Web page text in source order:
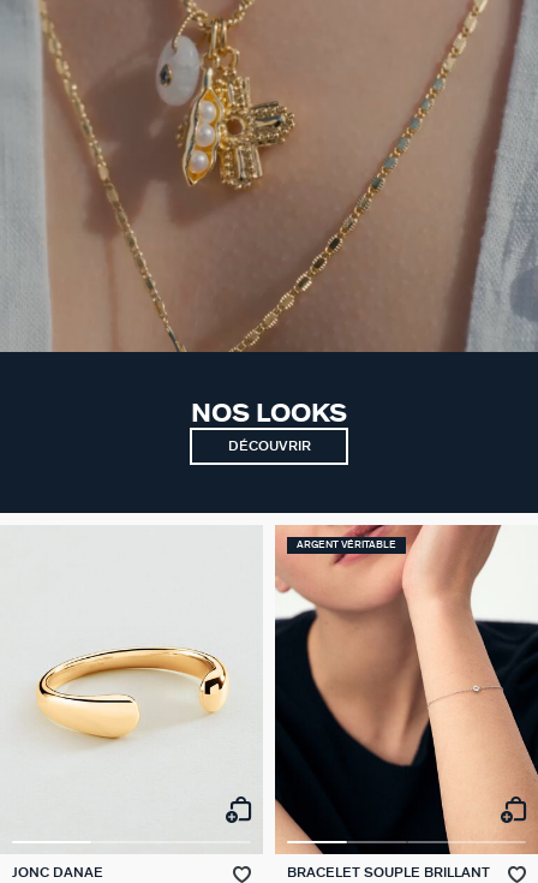
NOS LOOKS
DÉCOUVRIR
JONC DANAE
ARGENT VÉRITABLE
BRACELET SOUPLE BRILLANT